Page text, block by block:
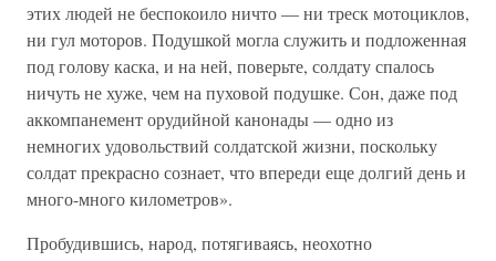
этих людей не беспокоило ничто — ни треск мотоциклов,
ни гул моторов. Подушкой могла служить и подложенная
под голову каска, и на ней, поверьте, солдату спалось
ничуть не хуже, чем на пуховой подушке. Сон, даже под
аккомпанемент орудийной канонады — одно из
немногих удовольствий солдатской жизни, поскольку
солдат прекрасно сознает, что впереди еще долгий день и
много-много километров».
Пробудившись, народ, потягиваясь, неохотно